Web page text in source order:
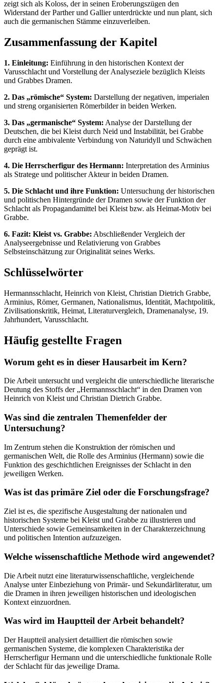
zeigt sich als Koloss, der in seinen Eroberungszügen den
Widerstand der Parther und Gallier unterdrückte und nun plant, sich
auch die germanischen Stämme einzuverleiben.
Zusammenfassung der Kapitel
1. Einleitung: Einführung in den historischen Kontext der
Varusschlacht und Vorstellung der Analyseziele bezüglich Kleists
und Grabbes Dramen.
2. Das „römische“ System: Darstellung der negativen, imperialen
und streng organisierten Römerbilder in beiden Werken.
3. Das „germanische“ System: Analyse der Darstellung der
Deutschen, die bei Kleist durch Neid und Instabilität, bei Grabbe
durch eine ambivalente Verbindung von Naturidyll und Schwächen
geprägt ist.
4. Die Herrscherfigur des Hermann: Interpretation des Arminius
als Stratege und politischer Akteur in beiden Dramen.
5. Die Schlacht und ihre Funktion: Untersuchung der historischen
und politischen Hintergründe der Dramen sowie der Funktion der
Schlacht als Propagandamittel bei Kleist bzw. als Heimat-Motiv bei
Grabbe.
6. Fazit: Kleist vs. Grabbe: Abschließender Vergleich der
Analyseergebnisse und Relativierung von Grabbes
Selbsteinschätzung zur Originalität seines Werks.
Schlüsselwörter
Hermannsschlacht, Heinrich von Kleist, Christian Dietrich Grabbe,
Arminius, Römer, Germanen, Nationalismus, Identität, Machtpolitik,
Zivilisationskritik, Heimat, Literaturvergleich, Dramenanalyse, 19.
Jahrhundert, Varusschlacht.
Häufig gestellte Fragen
Worum geht es in dieser Hausarbeit im Kern?
Die Arbeit untersucht und vergleicht die unterschiedliche literarische
Deutung des Stoffs der „Hermannsschlacht“ in den Dramen von
Heinrich von Kleist und Christian Dietrich Grabbe.
Was sind die zentralen Themenfelder der
Untersuchung?
Im Zentrum stehen die Konstruktion der römischen und
germanischen Welt, die Rolle des Arminius (Hermann) sowie die
Funktion des geschichtlichen Ereignisses der Schlacht in den
jeweiligen Werken.
Was ist das primäre Ziel oder die Forschungsfrage?
Ziel ist es, die spezifische Ausgestaltung der nationalen und
historischen Systeme bei Kleist und Grabbe zu illustrieren und
Unterschiede sowie Gemeinsamkeiten in der Charakterzeichnung
und politischen Intention aufzuzeigen.
Welche wissenschaftliche Methode wird angewendet?
Die Arbeit nutzt eine literaturwissenschaftliche, vergleichende
Analyse unter Einbeziehung von Primär- und Sekundärliteratur, um
die Dramen in ihren jeweiligen historischen und ideologischen
Kontext einzuordnen.
Was wird im Hauptteil der Arbeit behandelt?
Der Hauptteil analysiert detailliert die römischen sowie
germanischen Systeme, die komplexen Charakteristika der
Herrscherfigur Hermann und die unterschiedliche funktionale Rolle
der Schlacht für das jeweilige Drama.